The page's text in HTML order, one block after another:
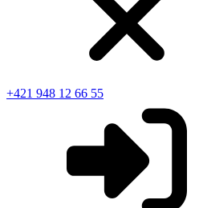
+421 948 12 66 55